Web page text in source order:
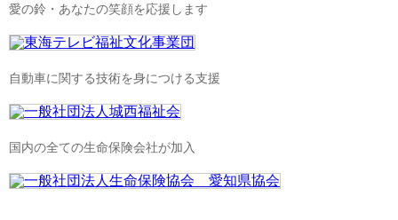
愛の鈴・あなたの笑顔を応援します
自動車に関する技術を身につける支援
国内の全ての生命保険会社が加入